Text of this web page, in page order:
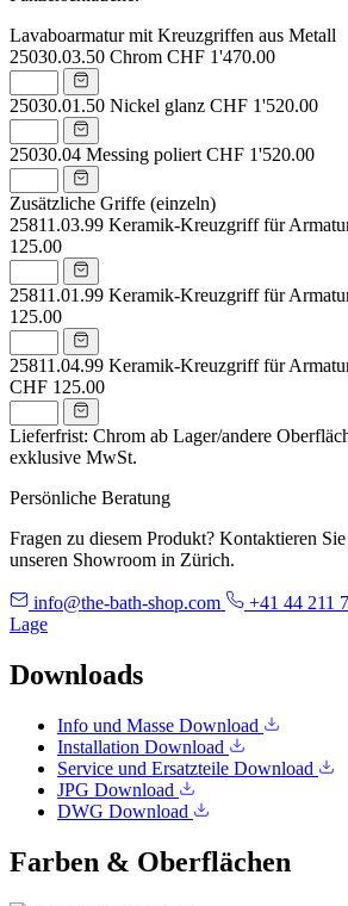
Lavaboarmatur mit Kreuzgriffen aus Metall
25030.03.50 Chrom CHF 1'470.00
25030.01.50 Nickel glanz CHF 1'520.00
25030.04 Messing poliert CHF 1'520.00
Zusätzliche Griffe (einzeln)
25811.03.99 Keramik-Kreuzgriff für
125.00
25811.01.99 Keramik-Kreuzgriff für
125.00
25811.04.99 Keramik-Kreuzgriff für
CHF 125.00
Lieferfrist: Chrom ab Lager/andere
exklusive MwSt.
Persönliche Beratung
Fragen zu diesem Produkt? Kontaktieren
unseren Showroom in Zürich.
info@the-bath-shop.com +41 44 211
Lage
Downloads
Info und Masse Download
Installation Download
Service und Ersatzteile Download
JPG Download
DWG Download
Farben & Oberflächen